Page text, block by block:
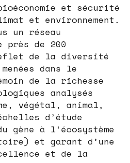
et sécurité
et environnement.
un réseau
près de 200
de la diversité
dans le
de la richesse
analysés
végétal, animal,
d’étude
gène à l’écosystème
et garant d’une
et de la